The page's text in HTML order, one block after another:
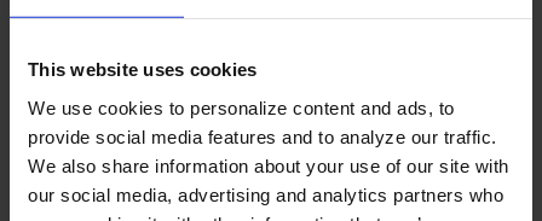
This website uses cookies
We use cookies to personalize content and ads, to
provide social media features and to analyze our traffic.
We also share information about your use of our site with
our social media, advertising and analytics partners who
กว้างทางด้านความหลากหลายทั้งหมด ไม่ว่า
จะเป็นเรื่องเพศ อายุ,เชื้อชาติ,ศาสนา และผู้
พิการ นอกจากนี้เรายังให้การสนับสนุนใน
เรื่องต่างๆและเอาใจใส่ซึ่งกันและกัน เมื่อใด
ก็ตามที่ใครประสบกับปัญหาที่เข้ามา